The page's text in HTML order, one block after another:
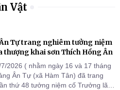
Vật
Tự trang nghiêm tưởng niệm
thượng khai sơn Thích Hồng Ân
2026 ( nhằm ngày 16 và 17 tháng
Ân Tự (xã Hàm Tân) đã trang
thứ 48 tưởng niệm cố Trưởng lão